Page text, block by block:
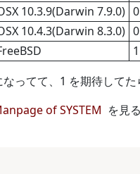
10.3.9(Darwin 7.9.0) 0
10.4.3(Darwin 8.3.0) 0
1
なってて、1 を期待してた
of SYSTEM を見